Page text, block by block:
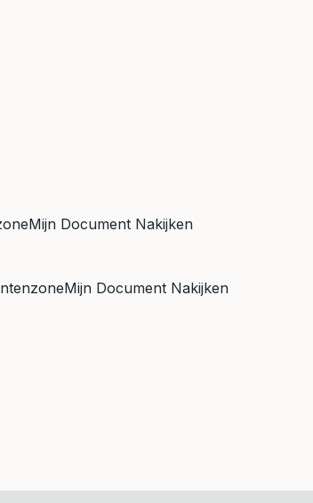
Mijn Document Nakijken
Mijn Document Nakijken